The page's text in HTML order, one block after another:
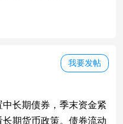
我要发帖
长期债券，季末资金紧
期货币政策。债券流动